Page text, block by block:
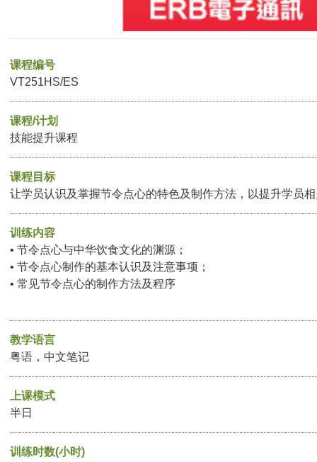
课程编号
VT251HS/ES
课程/计划
技能提升课程
课程目标
让学员认识及掌握节令点心的特色及制作方法，以提升学员
训练内容
• 节令点心与中华饮食文化的渊源；
• 节令点心制作的基本认识及注意事项；
• 常见节令点心的制作方法及程序
教学语言
粤语，中文笔记
上课模式
半日
训练时数(小时)